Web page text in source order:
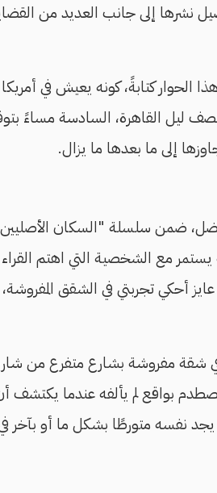
نشرها إلى جانب العديد من
ليل القاهرة، السادسة مساءً
إلى ما بعدها ما يزال.
ضمن سلسلة "السكان الأصليين
يستمر مع الشخصية التي اهتم
أقول عايز أحكي تجربتي في الشقق
شقة مفروشة بشارع متفرع من
بواقع لم يألفه عندما يكتشف
يجد نفسه متورطًا بشكل ما أو بآخر